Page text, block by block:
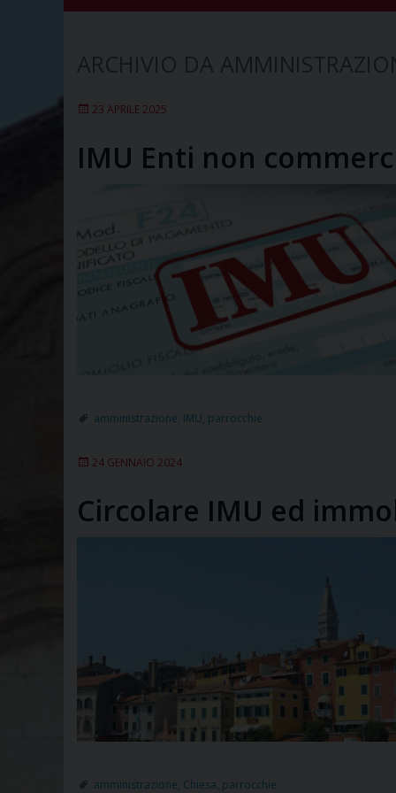
23 APRILE 2025
IMU Enti non
amministrazione IMU parrocchie
24 GENNAIO 2024
Circolare IMU ed
amministrazione Chiesa parrocchie